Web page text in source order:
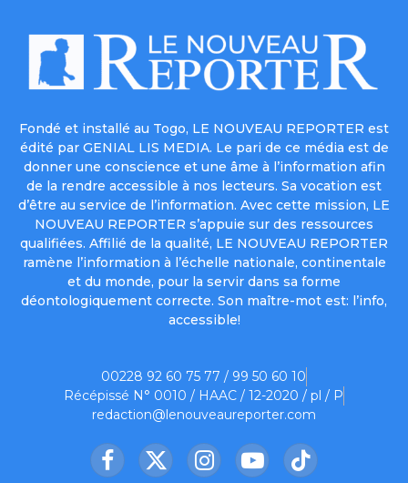
Fondé et installé au Togo, LE NOUVEAU REPORTER est
édité par GENIAL LIS MEDIA. Le pari de ce média est de
donner une conscience et une âme à l’information afin
de la rendre accessible à nos lecteurs. Sa vocation est
d’être au service de l’information. Avec cette mission, LE
NOUVEAU REPORTER s’appuie sur des ressources
qualifiées. Affilié de la qualité, LE NOUVEAU REPORTER
ramène l’information à l’échelle nationale, continentale
et du monde, pour la servir dans sa forme
déontologiquement correcte. Son maître-mot est: l’info,
accessible!
00228 92 60 75 77 / 99 50 60 10
Récépissé N° 0010 / HAAC / 12-2020 / pl / P
redaction@lenouveaureporter.com
Facebook
X
InstagramYouTubeTikTok